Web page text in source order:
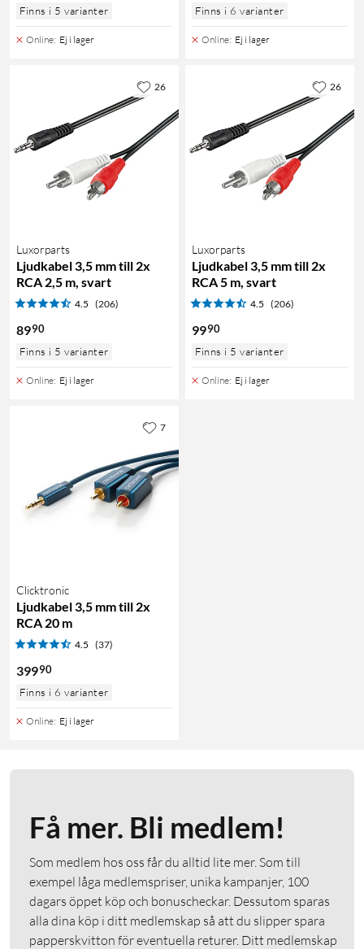
Finns i 5 varianter
Online: Ej i lager
Finns i 6 varianter
Online: Ej i lager
Luxorparts
Ljudkabel 3,5 mm till 2x
RCA 2,5 m, svart
4.5 (206)
8990
Finns i 5 varianter
Online: Ej i lager
26
Luxorparts
Ljudkabel 3,5 mm till 2x
RCA 5 m, svart
4.5 (206)
9990
Finns i 5 varianter
Online: Ej i lager
26
Clicktronic
Ljudkabel 3,5 mm till 2x
RCA 20 m
4.5 (37)
39990
Finns i 6 varianter
Online: Ej i lager
7
Få mer. Bli medlem!
Som medlem hos oss får du alltid lite mer. Som till
exempel låga medlemspriser, unika kampanjer, 100
dagars öppet köp och bonuscheckar. Dessutom sparas
alla dina köp i ditt medlemskap så att du slipper spara
papperskvitton för eventuella returer. Ditt medlemskap